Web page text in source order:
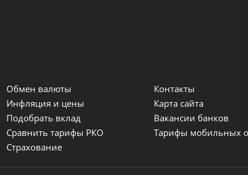
Обмен валюты
Инфляция и цены
Подобрать вклад
Сравнить тарифы РКО
Страхование
Контакты
Карта сайта
Вакансии банков
Тарифы мобильных